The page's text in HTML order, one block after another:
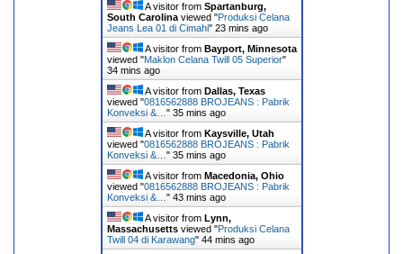
A visitor from Spartanburg,
South Carolinaviewed "Produksi Celana
Jeans Lea 01 di Cimahi" 23 mins ago
A visitor from Bayport, Minnesota
viewed "Maklon Celana Twill 05 Superior"
34 mins ago
A visitor from Dallas, Texas
viewed "0816562888 BROJEANS : Pabrik
Konveksi &… " 35 mins ago
A visitor from Kaysville, Utah
viewed "0816562888 BROJEANS : Pabrik
Konveksi &… " 35 mins ago
A visitor from Macedonia, Ohio
viewed "0816562888 BROJEANS : Pabrik
Konveksi &… " 43 mins ago
A visitor from Lynn,
Massachusettsviewed "Produksi Celana
Twill 04 di Karawang" 44 mins ago